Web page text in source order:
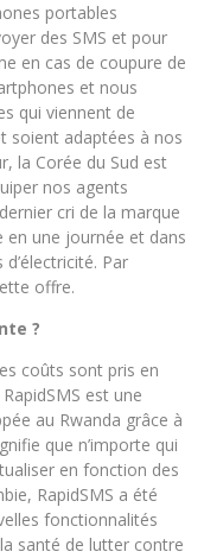
portables
des SMS et pour
en cas de coupure de
et nous
qui viennent de
soient adaptées à nos
la Corée du Sud est
nos agents
cri de la marque
en une journée et dans
Par
offre.
?
coûts sont pris en
est une
au Rwanda grâce à
que n’importe qui
en fonction des
RapidSMS a été
fonctionnalités
santé de lutter contre